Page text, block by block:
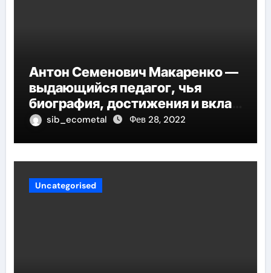
Антон Семенович Макаренко —
выдающийся педагог, чья
биография, достижения и вклад
в педагогику оказывают
sib_ecometal Фев 28, 2022
Uncategorised